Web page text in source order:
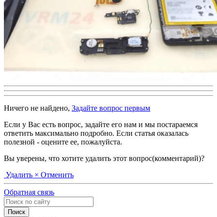
Ничего не найдено, Задайте вопрос первым
Если у Вас есть вопрос, задайте его нам и мы постараемся
ответить максимально подробно. Если статья оказалась
полезной - оцените ее, пожалуйста.
Вы уверены, что хотите удалить этот вопрос(комментарий)?
Удалить × Отменить
Обратная связь